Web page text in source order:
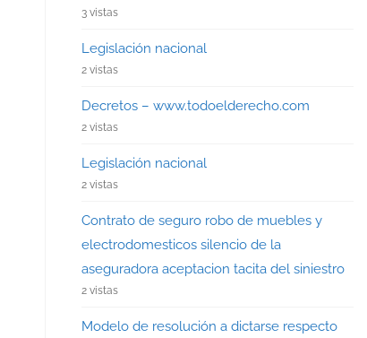
3 vistas
Legislación nacional
2 vistas
Decretos – www.todoelderecho.com
2 vistas
Legislación nacional
2 vistas
Contrato de seguro robo de muebles y
electrodomesticos silencio de la
aseguradora aceptacion tacita del siniestro
2 vistas
Modelo de resolución a dictarse respecto